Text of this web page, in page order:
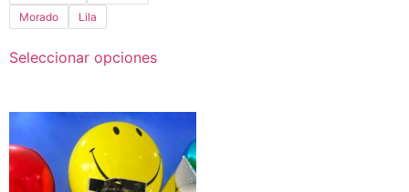
Morado
Lila
Seleccionar opciones